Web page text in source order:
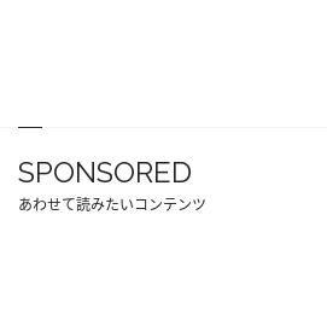
SPONSORED
あわせて読みたいコンテンツ